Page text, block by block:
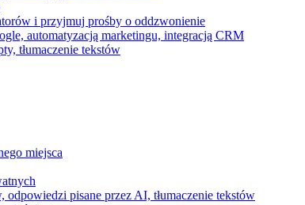
i przyjmuj prośby o oddzwonienie
automatyzacją marketingu, integracją CRM
tłumaczenie tekstów
miejsca
pisane przez AI, tłumaczenie tekstów